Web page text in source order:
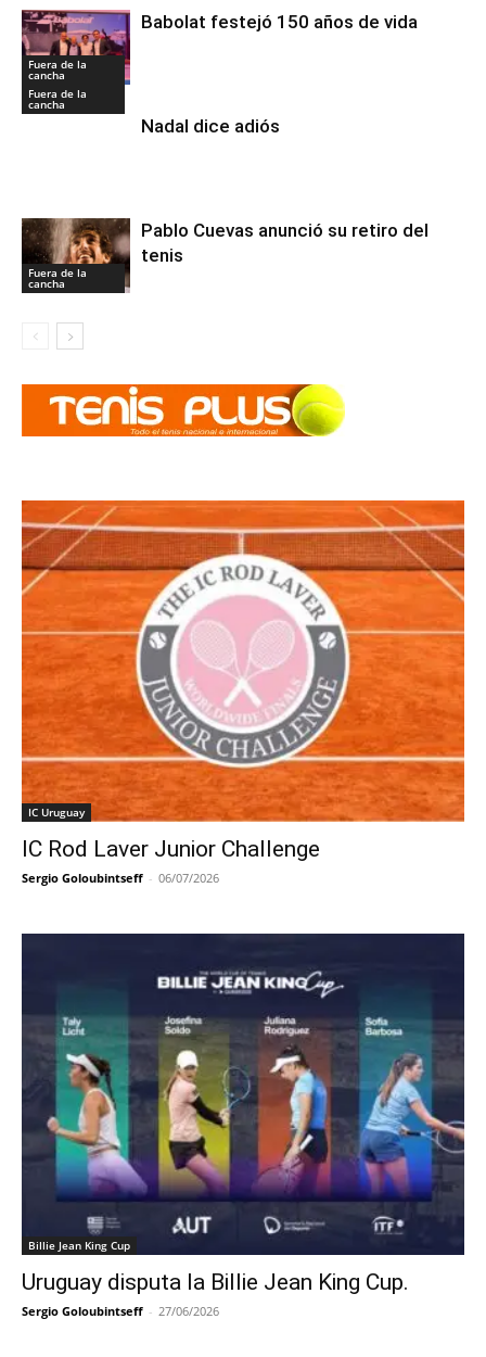
Fuera de la
cancha
Babolat festejó 150 años de vida
Fuera de la
cancha
Nadal dice adiós
Fuera de la
cancha
Pablo Cuevas anunció su retiro del
tenis
IC Uruguay
IC Rod Laver Junior Challenge
Sergio Goloubintseff - 06/07/2026
Billie Jean King Cup
Uruguay disputa la Billie Jean King Cup.
Sergio Goloubintseff - 27/06/2026